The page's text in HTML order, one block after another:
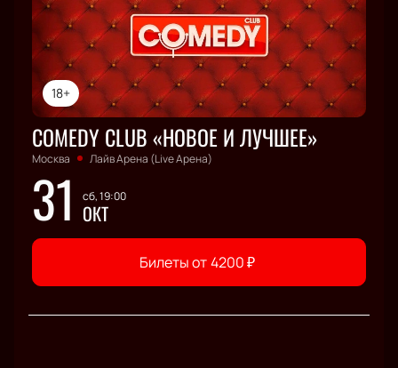
18+
COMEDY CLUB «НОВОЕ И ЛУЧШЕЕ»
Москва Лайв Арена (Live Арена)
31 сб, 19:00
ОКТ
Билеты от4200₽